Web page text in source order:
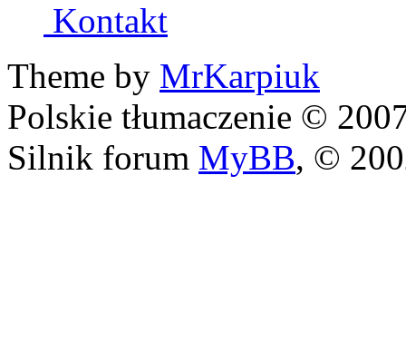
Kontakt
Theme by MrKarpiuk
Polskie tłumaczenie ©
Silnik forum MyBB, ©